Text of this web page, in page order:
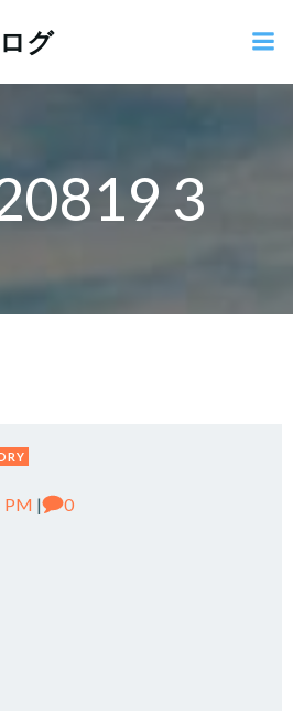
ン
ン
キ
ッ
グ
3
PM | 0